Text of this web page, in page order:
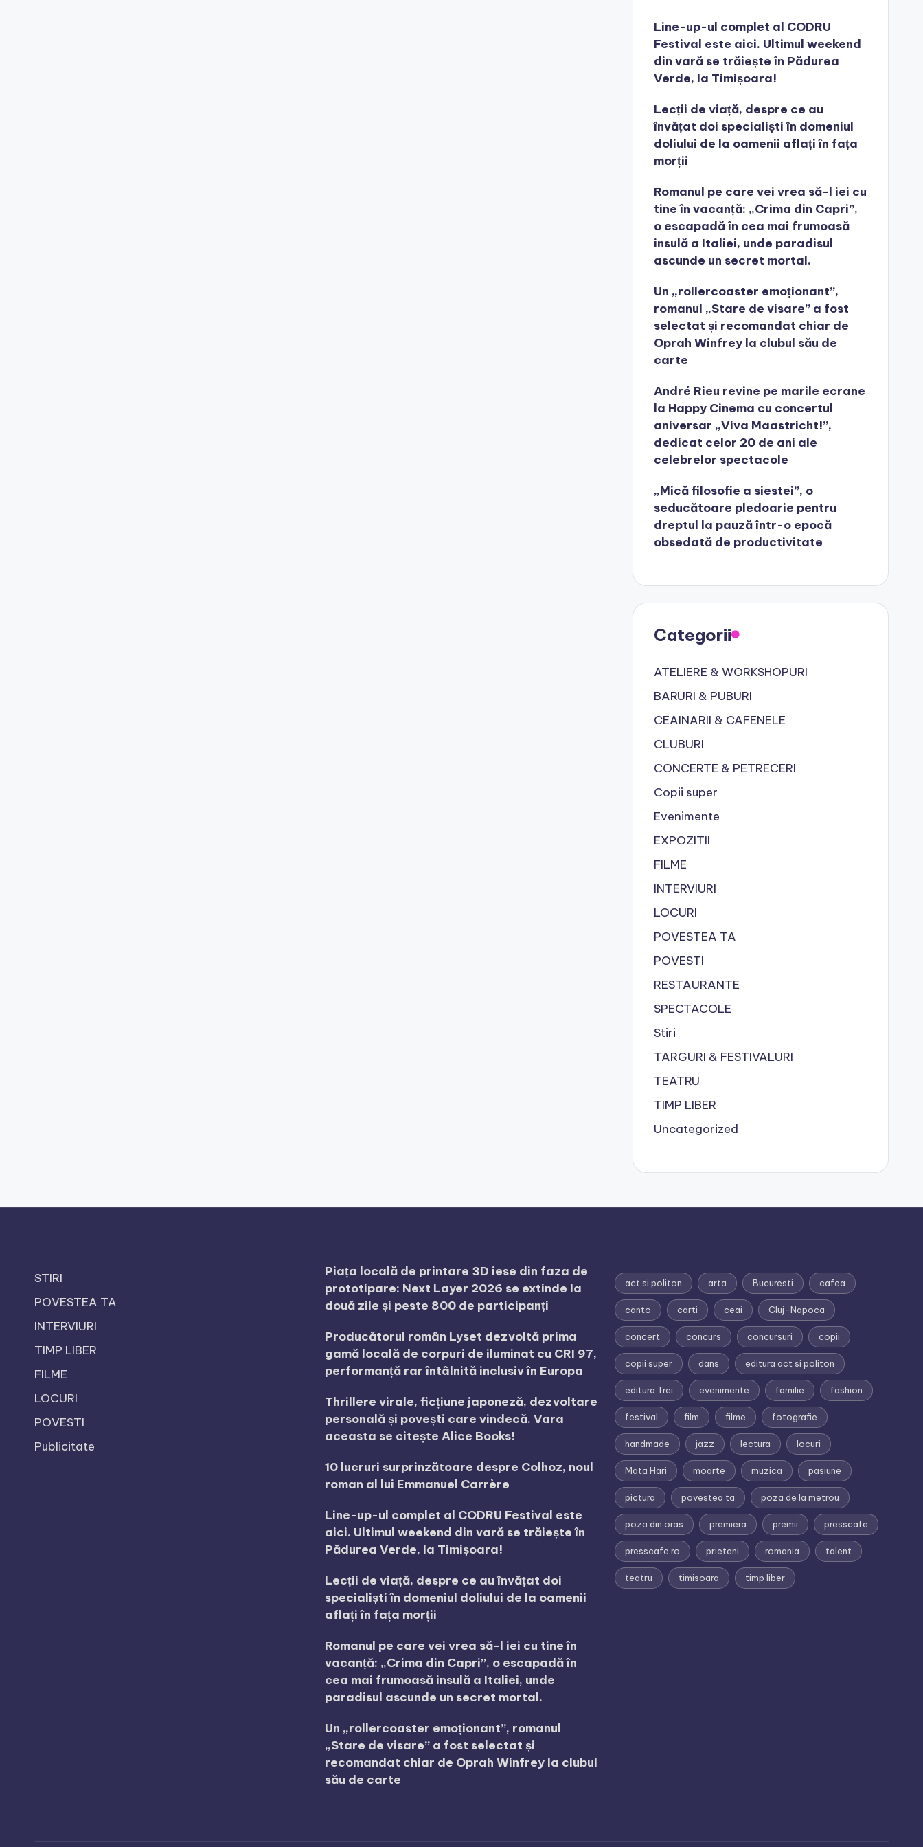
Line-up-ul complet al CODRU
Festival este aici. Ultimul weekend
din vară se trăiește în Pădurea
Verde, la Timișoara!
Lecții de viață, despre ce au
învățat doi specialiști în domeniul
doliului de la oamenii aflați în fața
morții
Romanul pe care vei vrea să-l iei cu
tine în vacanță: „Crima din Capri”,
o escapadă în cea mai frumoasă
insulă a Italiei, unde paradisul
ascunde un secret mortal.
Un „rollercoaster emoționant”,
romanul „Stare de visare” a fost
selectat și recomandat chiar de
Oprah Winfrey la clubul său de
carte
André Rieu revine pe marile ecrane
la Happy Cinema cu concertul
aniversar „Viva Maastricht!”,
dedicat celor 20 de ani ale
celebrelor spectacole
„Mică filosofie a siestei”, o
seducătoare pledoarie pentru
dreptul la pauză într-o epocă
obsedată de productivitate
Categorii
ATELIERE & WORKSHOPURI
BARURI & PUBURI
CEAINARII & CAFENELE
CLUBURI
CONCERTE & PETRECERI
Copii super
Evenimente
EXPOZITII
FILME
INTERVIURI
LOCURI
POVESTEA TA
POVESTI
RESTAURANTE
SPECTACOLE
Stiri
TARGURI & FESTIVALURI
TEATRU
TIMP LIBER
Uncategorized
STIRI
POVESTEA TA
INTERVIURI
TIMP LIBER
FILME
LOCURI
POVESTI
Publicitate
Piața locală de printare 3D iese din faza de
prototipare: Next Layer 2026 se extinde la
două zile și peste 800 de participanți
Producătorul român Lyset dezvoltă prima
gamă locală de corpuri de iluminat cu CRI 97,
performanță rar întâlnită inclusiv în Europa
Thrillere virale, ficțiune japoneză, dezvoltare
personală și povești care vindecă. Vara
aceasta se citește Alice Books!
10 lucruri surprinzătoare despre Colhoz, noul
roman al lui Emmanuel Carrère
Line-up-ul complet al CODRU Festival este
aici. Ultimul weekend din vară se trăiește în
Pădurea Verde, la Timișoara!
Lecții de viață, despre ce au învățat doi
specialiști în domeniul doliului de la oamenii
aflați în fața morții
Romanul pe care vei vrea să-l iei cu tine în
vacanță: „Crima din Capri”, o escapadă în
cea mai frumoasă insulă a Italiei, unde
paradisul ascunde un secret mortal.
Un „rollercoaster emoționant”, romanul
„Stare de visare” a fost selectat și
recomandat chiar de Oprah Winfrey la clubul
său de carte
act si politon arta Bucuresti cafea
canto carti ceai Cluj-Napoca
concert concurs concursuri copii
copii super dans editura act si politon
editura Trei evenimente familie fashion
festival film filme fotografie
handmade jazz lectura locuri
Mata Hari moarte muzica pasiune
pictura povestea ta poza de la metrou
poza din oras premiera premii presscafe
presscafe.ro prieteni romania talent
teatru timisoara timp liber